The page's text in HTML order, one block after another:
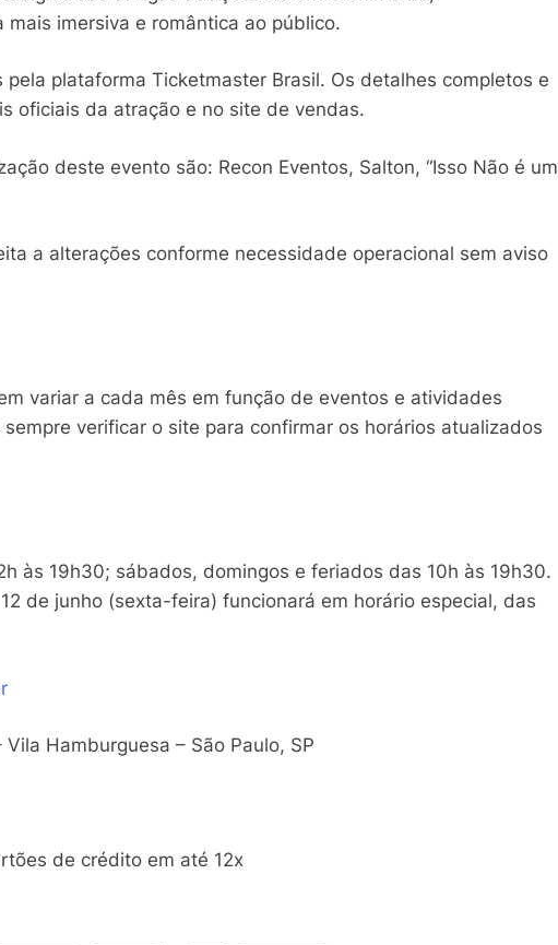
imersiva e romântica ao público.
plataforma Ticketmaster Brasil. Os detalhes completos e
oficiais da atração e no site de vendas.
deste evento são: Recon Eventos, Salton, “Isso Não é um
a alterações conforme necessidade operacional sem aviso
variar a cada mês em função de eventos e atividades
verificar o site para confirmar os horários atualizados
às 19h30; sábados, domingos e feriados das 10h às 19h30.
de junho (sexta-feira) funcionará em horário especial, das
Hamburguesa – São Paulo, SP
de crédito em até 12x